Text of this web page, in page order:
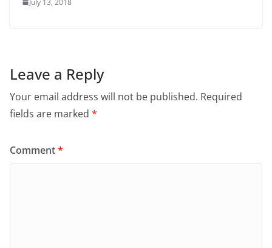
Leave a Reply
Your email address will not be published. Required
fields are marked *
Comment*